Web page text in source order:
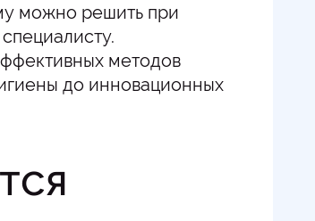
можно решить при
методов
до инновационных